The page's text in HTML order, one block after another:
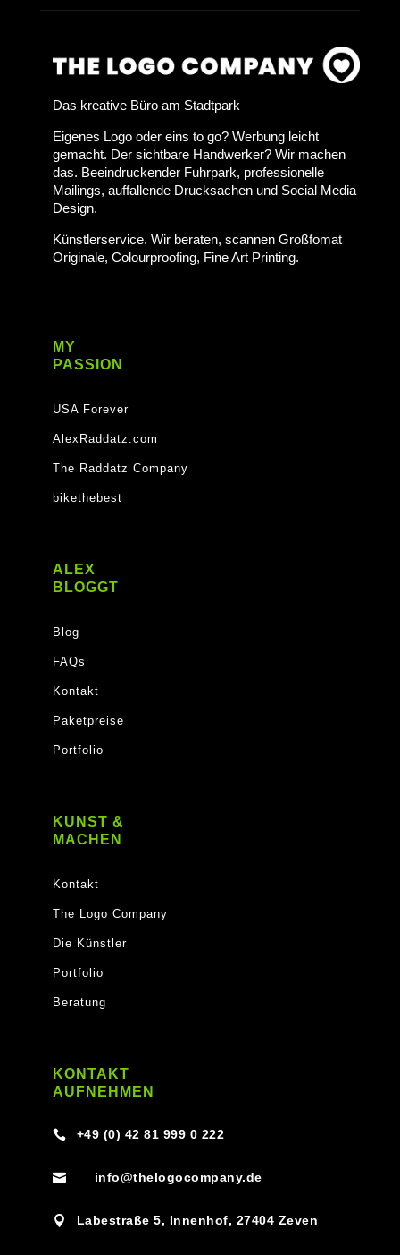
Das kreative Büro am Stadtpark
Eigenes Logo oder eins to go? Werbung leicht
gemacht. Der sichtbare Handwerker? Wir machen
das. Beeindruckender Fuhrpark, professionelle
Mailings, auffallende Drucksachen und Social Media
Design.
Künstlerservice. Wir beraten, scannen Großfomat
Originale, Colourproofing, Fine Art Printing.
MY
PASSION
USA Forever
AlexRaddatz.com
The Raddatz Company
bikethebest
ALEX
BLOGGT
Blog
FAQs
Kontakt
Paketpreise
Portfolio
KUNST &
MACHEN
Kontakt
The Logo Company
Die Künstler
Portfolio
Beratung
KONTAKT
AUFNEHMEN
 +49 (0) 42 81 999 0 222
 info@thelogocompany.de
 Labestraße 5, Innenhof, 27404 Zeven